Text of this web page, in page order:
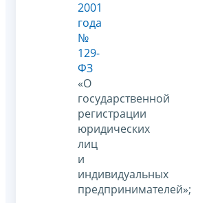
2001
года
№
129-
ФЗ
«О
государственной
регистрации
юридических
лиц
и
индивидуальных
предпринимателей»;